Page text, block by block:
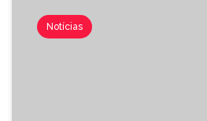
Notícias